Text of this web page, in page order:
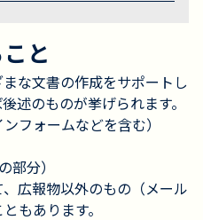
と
な文書の作成をサポートし
述のものが挙げられます。
フォームなどを含む）
部分）
広報物以外のもの（メール
もあります。